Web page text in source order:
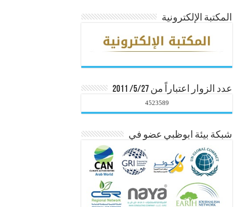
المكتبة الإلكترونية
عدد الزوار اعتباراً من 5/27/ 2011
4523589
شبكة بيئة ابوظبي عضو في